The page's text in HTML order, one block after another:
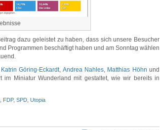
dazu geleistet zu haben, dass sich unsere Besucher
Programmen beschäftigt haben und am Sonntag wählen
Katrin Göring-Eckardt, Andrea Nahles, Matthias Höhn und
im Miniatur Wunderland mit gestaltet, wie wir bereits in
FDP, SPD Utopia